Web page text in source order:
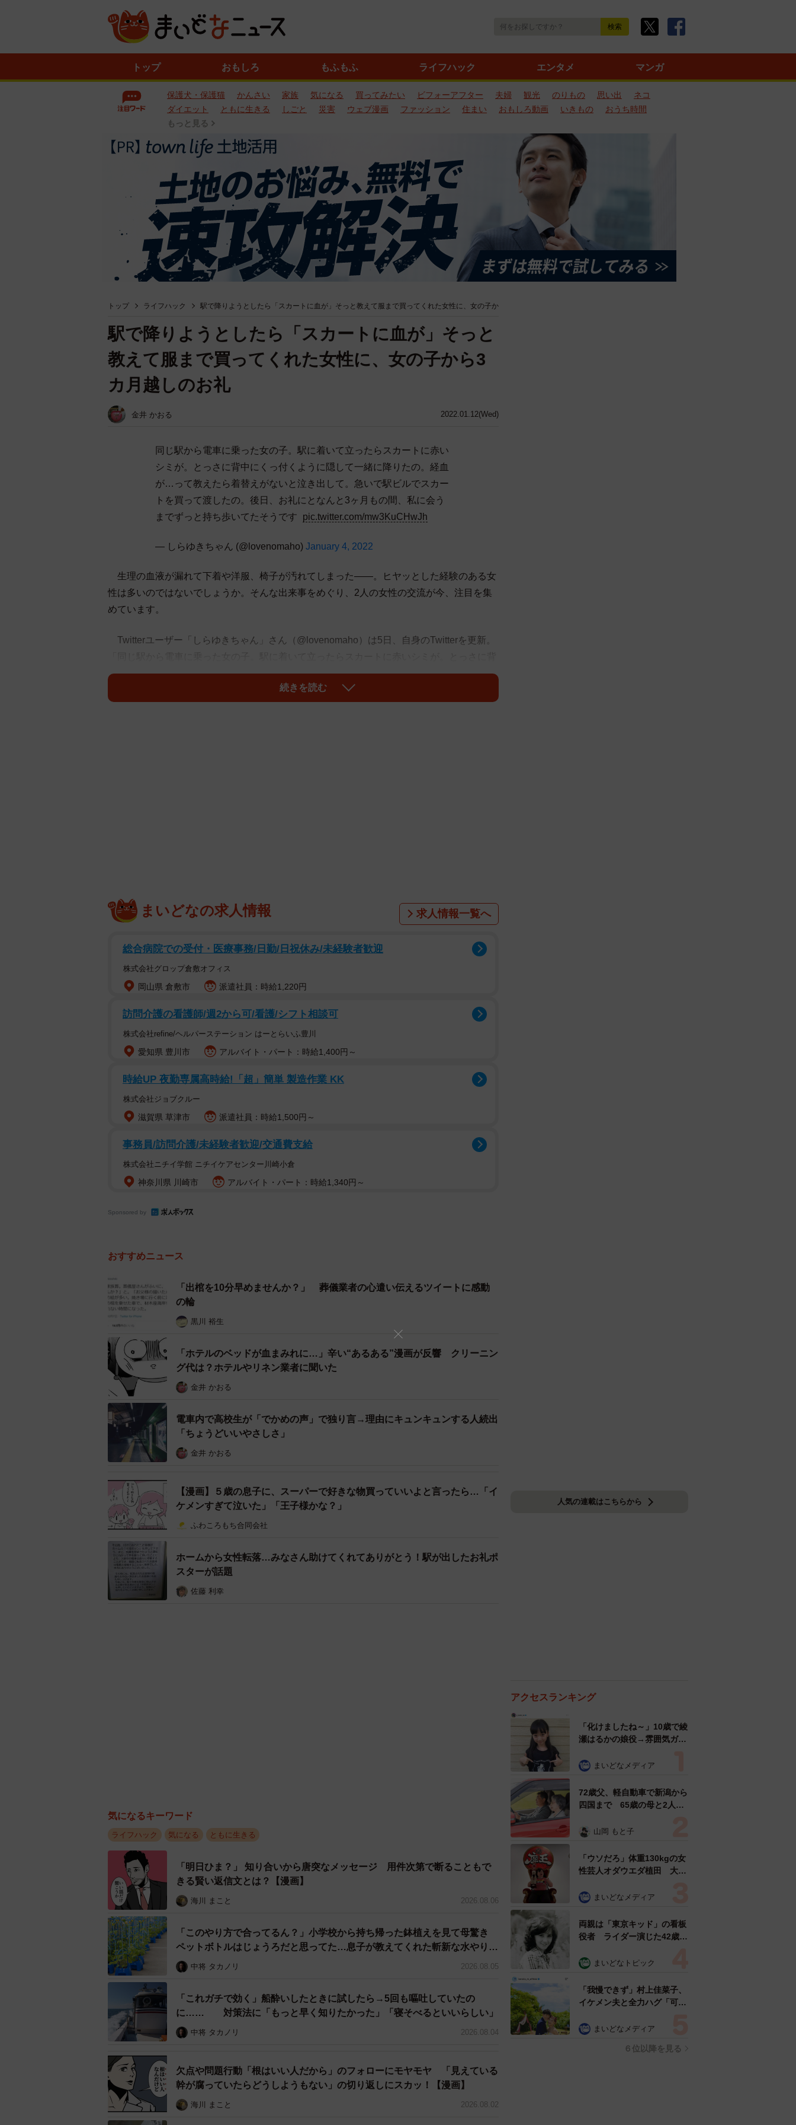
トップ おもしろ もふもふ ライフハック エンタメ マンガ
保護犬・保護猫 かんさい 家族 気になる 買ってみたい ビフォーアフター 夫婦 観光 のりもの 思い出
ネコ
ダイエット
ともに生きる しごと 災害 ウェブ漫画 ファッション 住まい おもしろ動画 いきもの
おうち時間
もっと見る
トップ ライフハック 駅で降りようとしたら「スカートに血が」そっと教えて服まで買ってくれた女性に、女の子か
2022.01.12(Wed)
駅で降りようとしたら「スカートに血が」そっと
教えて服まで買ってくれた女性に、女の子から3
カ月越しのお礼
金井 かおる
同じ駅から電車に乗った女の子。駅に着いて立ったらスカートに赤い
シミが。とっさに背中にくっ付くように隠して一緒に降りたの。経血
が…って教えたら着替えがないと泣き出して。急いで駅ビルでスカー
トを買って渡したの。後日、お礼にとなんと3ヶ月もの間、私に会う
までずっと持ち歩いてたそうです
pic.twitter.com/mw3KuCHwJh
— しらゆきちゃん (@lovenomaho) January 4, 2022
生理の血液が漏れて下着や洋服、椅子が汚れてしまった――。ヒヤッとした経験のある女
性は多いのではないでしょうか。そんな出来事をめぐり、2人の女性の交流が今、注目を集
めています。
Twitterユーザー「しらゆきちゃん」さん（@lovenomaho）は5日、自身のTwitterを更新。
中にくっ付くように隠して一緒に降りたの。経血が…って教えたら着替えがないと泣き出し
て。急いで駅ビルでスカートを買って渡したの。後日、お礼にとなんと3ヶ月もの間、私に
1/3
「あ、スカートに…」。その時、女性がとった行動は＝Monet/stock.adobe.com
「お礼を渡されたのは今年の1月に入ってすぐです。女の子は高校生ぐらいです」
たのでしょうか。
お金はいただいておりません」
──声をかけるのには勇気が必要です。それでも伝えようと思った理由は。
「実は私も高校生の頃、トイレから出たときにプリーツスカートの一部が下着に挟まって
ショーツが見える状態だったのに誰も教えてくれなくてショックだった経験があります。同
じ女性なのに見て見ぬふりふりをする人がいることに残念に思っていました。それが根底に
あって、恥ずかしい思いをさせたくないという気持ちで自然にできた行動でした」
──今回、Twitterに投稿しようと思ったきっかけは。
「（助けたのは）数カ月前の出来事なのに、お礼を伝えたいとずっと持ち歩いていた女の
子の気持ちが単純にうれしかったです。思わず中身を見せてツイートしてしまいました。髪
の毛を一つに束ねていたのでヘアゴムにしてくれたのかなと。一生懸命選んでくれたそのお
気持ちがうれしかったです」
「正直、なぜこんなに反響があるのか不思議なんです。困った人を見たら助けるのが当た
り前だと思っていますし、わりと日頃からやってることなので夫とともに驚いています」
──たくさんのリプも寄せられています。
「生理の漏れで恥ずかしい思いをした女性が多いことや、同じ状況を見たら勇気を出して
助けてあげたい、声をかけてあげたい、というリプがあってツイートしてよかったと思って
います」
「生理の漏れは女性にとってとても恥ずかしいことです。自分がもしその状況になったら
そっと女性から指摘して欲しいと思うんですね。少しの勇気で困ってる人が救われることが
あります。女性が女性を守るやさしい繋がりが広まってくれることを願っています」
生理の血液が漏れたことで服を汚した経験のある人は多かったようで、リプ欄には体験談
や汚れの落とし方なども多数寄せられました。
しらゆきちゃんさんは反響の大きさを受け、「これ知ってた？生理の血は大根おろしでも
続きを読む
まいどなの求人情報 求人情報一覧へ
総合病院での受付・医療事務/日勤/日祝休み/未経験者歓迎
株式会社グロップ倉敷オフィス
岡山県 倉敷市 派遣社員：時給1,220円
訪問介護の看護師/週2から可/看護/シフト相談可
株式会社refine/ヘルパーステーション はーとらいふ豊川
愛知県 豊川市 アルバイト・パート：時給1,400円～
時給UP 夜勤専属高時給!「超」簡単 製造作業 KK
株式会社ジョブクルー
滋賀県 草津市 派遣社員：時給1,500円～
事務員/訪問介護/未経験者歓迎/交通費支給
株式会社ニチイ学館 ニチイケアセンター川崎小倉
神奈川県 川崎市 アルバイト・パート：時給1,340円～
Sponsored by
おすすめニュース
「出棺を10分早めませんか？」 葬儀業者の心遣い伝えるツイートに感動
の輪
黒川 裕生
「ホテルのベッドが血まみれに…」辛い“あるある”漫画が反響 クリーニン
グ代は？ホテルやリネン業者に聞いた
金井 かおる
電車内で高校生が「でかめの声」で独り言→理由にキュンキュンする人続出
「ちょうどいいやさしさ」
金井 かおる
【漫画】５歳の息子に、スーパーで好きな物買っていいよと言ったら…「イ
ケメンすぎて泣いた」「王子様かな？」
ふわころもち合同会社
ホームから女性転落…みなさん助けてくれてありがとう！駅が出したお礼ポ
スターが話題
佐藤 利幸
気になるキーワード
ライフハック 気になる ともに生きる
「明日ひま？」 知り合いから唐突なメッセージ 用件次第で断ることもで
きる賢い返信文とは？【漫画】
海川 まこと 2026.08.06
「このやり方で合ってるん？」小学校から持ち帰った鉢植えを見て母驚き
ペットボトルはじょうろだと思ってた…息子が教えてくれた斬新な水やりと
は
中将 タカノリ 2026.08.05
「これガチで効く」船酔いしたときに試したら→5回も嘔吐していたの
に…… 対策法に「もっと早く知りたかった」「寝そべるといいらしい」
中将 タカノリ 2026.08.04
欠点や問題行動「根はいい人だから」のフォローにモヤモヤ 「見えている
幹が腐っていたらどうしようもない」の切り返しにスカッ！【漫画】
海川 まこと 2026.08.02
人気の連載はこちらから
アクセスランキング
「化けましたね～」10歳で綾
瀬はるかの娘役→雰囲気ガラ
雰囲気が」「宝塚に入れそ
まいどなメディア
72歳父、軽自動車で新潟から
四国まで 65歳の母と2人で
憩まで分刻み… 「大学生で
山岡 もと子
「ウソだろ」体重130kgの女
性芸人オダウエダ植田 大学
で」 まいどなメディア
両親は「東京キッド」の看板
役者 ライダー演じた42歳元
ングフォト」計画を明言
む」
まいどなトピック
「我慢できず」村上佳菜子、
イケメン夫と全力ハグ「可愛
まいどなメディア
６位以降を見る